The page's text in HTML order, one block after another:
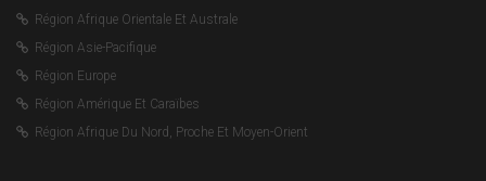
Région Afrique Orientale Et Australe
Région Asie-Pacifique
Région Europe
Région Amérique Et Caraïbes
Région Afrique Du Nord, Proche Et Moyen-Orient